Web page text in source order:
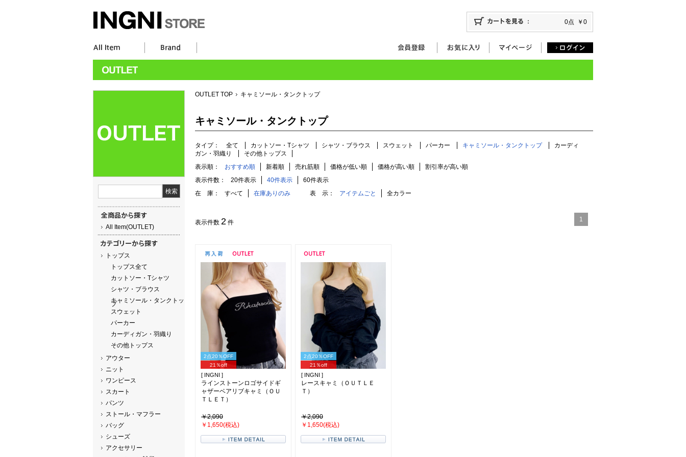
0点 ￥0
All Item(OUTLET)
トップス
トップス全て
カットソー・Tシャツ
シャツ・ブラウス
キャミソール・タンクトッ
プ
スウェット
パーカー
カーディガン・羽織り
その他トップス
アウター
ニット
ワンピース
スカート
パンツ
ストール・マフラー
バッグ
シューズ
アクセサリー
OUTLET TOP キャミソール・タンクトップ
キャミソール・タンクトップ
タイプ： 全て カットソー・Tシャツ シャツ・ブラウス スウェット パーカー キャミソール・タンクトップ
カーディ
ガン・羽織り
その他トップス
表示順：
おすすめ順 新着順 売れ筋順 価格が低い順 価格が高い順
割引率が高い順
表示件数：
20件表示 40件表示
60件表示
在 庫：
すべて 在庫ありのみ 表 示： アイテムごと 全カラー
表示件数 2 件 1
2点20％OFF
21％off
[ INGNI ]
ラインストーンロゴサイドギ
ャザーベアリブキャミ（ＯＵ
ＴＬＥＴ）
￥2,090
￥1,650(税込)
2点20％OFF
21％off
[ INGNI ]
レースキャミ（ＯＵＴＬＥ
Ｔ）
￥2,090
￥1,650(税込)